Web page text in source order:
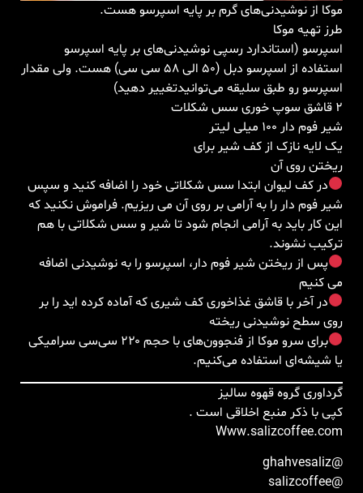
موکا از نوشیدنی‌های گرم بر پایه اسپرسو هست.
طرز تهیه موکا
اسپرسو (استاندارد رسپی نوشیدنی‌های بر پایه اسپرسو
استفاده از اسپرسو دبل (۵۰ الی ۵۸ سی سی) هست. ولی مقدار
اسپرسو رو طبق سلیقه می‌توانید‌تغییر دهید)
2 قاشق سوپ خوری سس شکلات
شیر فوم دار 100 میلی لیتر
یک لایه نازک از کف شیر برای
ریختن روی آن
در کف لیوان ابتدا سس شکلاتی خود را اضافه کنید و سپس
شیر فوم دار را به آرامی بر روی آن می ریزیم. فراموش نکنید که
این کار باید به آرامی انجام شود تا شیر و سس شکلاتی با هم
ترکیب نشوند.
پس از ریختن شیر فوم دار، اسپرسو را به نوشیدنی اضافه
می کنیم
در آخر با قاشق غذاخوری کف شیری که آماده کرده اید را بر
روی سطح نوشیدنی ریخته
برای سرو موکا از فنجوون‌های با حجم ۲۲۰ سی‌سی سرامیکی
یا شیشه‌ای استفاده می‌کنیم.
گرداوری گروه قهوه سالیز
کپی با ذکر منبع اخلاقی است .
Www.salizcoffee.com
@ghahvesaliz
@salizcoffee